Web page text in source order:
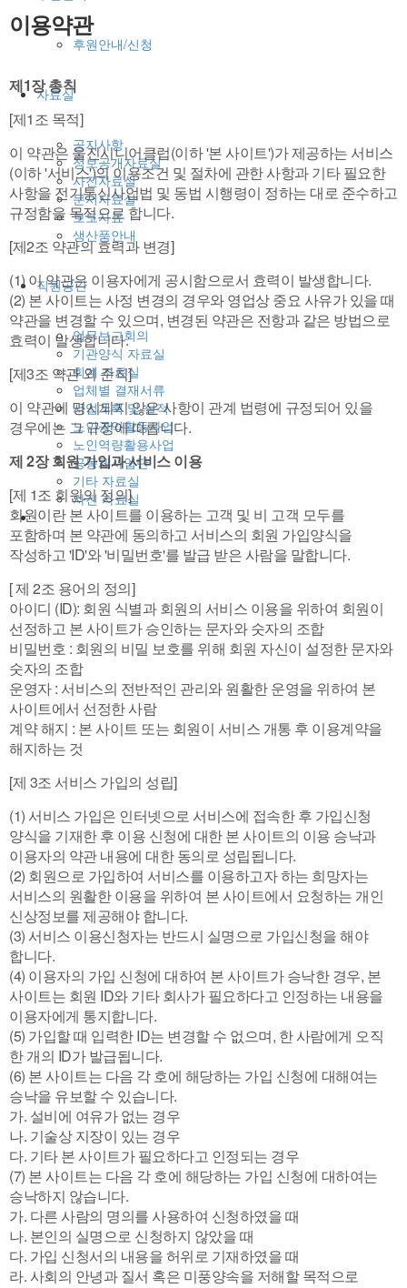
후원안내/신청
자료실
공지사항
정보공개자료실
사진자료실
문서자료실
보도자료
생산품안내
직원공간
업무보고회의
기관양식 자료실
회계 자료실
업체별 결재서류
사업계획 및 실적
노인공익활동사업
노인역량활용사업
공동체사업단
기타 자료실
사진 자료실
이용약관
제1장 총칙
[제1조 목적]
이 약관은 울진시니어클럽(이하 '본 사이트')가 제공하는 서비스
(이하 '서비스')의 이용조건 및 절차에 관한 사항과 기타 필요한
사항을 전기통신사업법 및 동법 시행령이 정하는 대로 준수하고
규정함을 목적으로 합니다.
[제2조 약관의 효력과 변경]
(1) 이 약관은 이용자에게 공시함으로서 효력이 발생합니다.
(2) 본 사이트는 사정 변경의 경우와 영업상 중요 사유가 있을 때
약관을 변경할 수 있으며, 변경된 약관은 전항과 같은 방법으로
효력이 발생합니다.
[제3조 약관 외 준칙]
이 약관에 명시되지 않은 사항이 관계 법령에 규정되어 있을
경우에는 그 규정에 따릅니다.
제 2장 회원 가입과 서비스 이용
[제 1조 회원의 정의]
회원이란 본 사이트를 이용하는 고객 및 비 고객 모두를
포함하며 본 약관에 동의하고 서비스의 회원 가입양식을
작성하고 'ID'와 '비밀번호'를 발급 받은 사람을 말합니다.
[ 제 2조 용어의 정의]
아이디 (ID): 회원 식별과 회원의 서비스 이용을 위하여 회원이
선정하고 본 사이트가 승인하는 문자와 숫자의 조합
비밀번호 : 회원의 비밀 보호를 위해 회원 자신이 설정한 문자와
숫자의 조합
운영자 : 서비스의 전반적인 관리와 원활한 운영을 위하여 본
사이트에서 선정한 사람
계약 해지 : 본 사이트 또는 회원이 서비스 개통 후 이용계약을
해지하는 것
[제 3조 서비스 가입의 성립]
(1) 서비스 가입은 인터넷으로 서비스에 접속한 후 가입신청
양식을 기재한 후 이용 신청에 대한 본 사이트의 이용 승낙과
이용자의 약관 내용에 대한 동의로 성립됩니다.
(2) 회원으로 가입하여 서비스를 이용하고자 하는 희망자는
서비스의 원활한 이용을 위하여 본 사이트에서 요청하는 개인
신상정보를 제공해야 합니다.
(3) 서비스 이용신청자는 반드시 실명으로 가입신청을 해야
합니다.
(4) 이용자의 가입 신청에 대하여 본 사이트가 승낙한 경우, 본
사이트는 회원 ID와 기타 회사가 필요하다고 인정하는 내용을
이용자에게 통지합니다.
(5) 가입할 때 입력한 ID는 변경할 수 없으며, 한 사람에게 오직
한 개의 ID가 발급됩니다.
(6) 본 사이트는 다음 각 호에 해당하는 가입 신청에 대해여는
승낙을 유보할 수 있습니다.
가. 설비에 여유가 없는 경우
나. 기술상 지장이 있는 경우
다. 기타 본 사이트가 필요하다고 인정되는 경우
(7) 본 사이트는 다음 각 호에 해당하는 가입 신청에 대하여는
승낙하지 않습니다.
가. 다른 사람의 명의를 사용하여 신청하였을 때
나. 본인의 실명으로 신청하지 않았을 때
다. 가입 신청서의 내용을 허위로 기재하였을 때
라. 사회의 안녕과 질서 혹은 미풍양속을 저해할 목적으로